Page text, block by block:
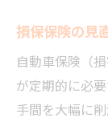
損保保険の見
自動車保険（
が定期的に必
手間を大幅に